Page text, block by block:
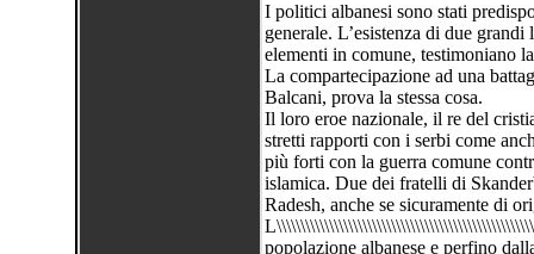
I politici albanesi sono stati
generale. L’esistenza di due
elementi in comune, testimoniano
La compartecipazione ad una
Balcani, prova la stessa cosa.
Il loro eroe nazionale, il re del
stretti rapporti con i serbi come
più forti con la guerra comune
islamica. Due dei fratelli di
Radesh, anche se sicuramente di
popolazione albanese e perfino